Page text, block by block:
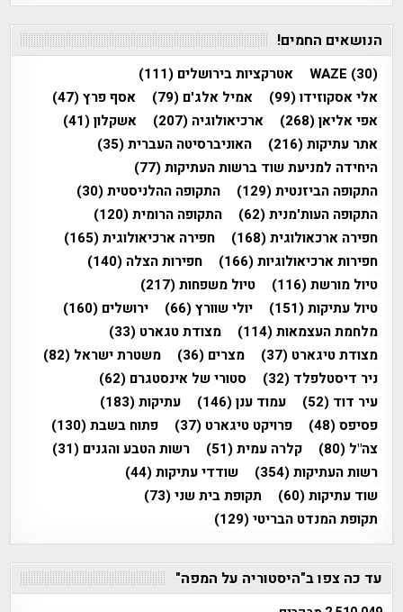
הנושאים החמים!
WAZE (30) אטרקציות בירושלים (111)
אלי אסקוזידו(99) אמיל אלג'ם (79) אסף פרץ(47)
אפי אליאן(268) ארכיאולוגיה (207) אשקלון(41)
אתר עתיקות(216) האוניברסיטה העברית(35)
היחידה למניעת שוד ברשות העתיקות(77)
התקופה הביזנטית(129) התקופה ההלניסטית(30)
התקופה העות'מנית(62) התקופה הרומית(120)
חפירה ארכאולוגית(168) חפירה ארכיאולוגית(165)
חפירות ארכיאולוגיות(166) חפירות הצלה (140)
טיול מורשת(116) טיול משפחות(217)
טיול עתיקות(151) יולי שוורץ(66) ירושלים (160)
מלחמת העצמאות(114) מצודת טגארט (33)
מצודת טיגארט (37) מצרים (36) משטרת ישראל (82)
ניר דיסטלפלד (32) סטורי של אינסטגרם (62)
עיר דוד (52) עמוד ענן(146) עתיקות(183)
פסיפס(48) פרויקט טיגארט (37) פתוח בשבת(130)
צה"ל (80) קלרה עמית(51) רשות הטבע והגנים (31)
רשות העתיקות(354) שודדי עתיקות(44)
שוד עתיקות(60) תקופת בית שני(73)
תקופת המנדט הבריטי(129)
עד כה צפו ב"היסטוריה על המפה"